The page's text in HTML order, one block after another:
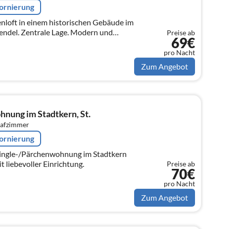
in einem historischen Gebäude im
Zentrale Lage. Modern und
Kleiner Innenhof mit Bank zum
Preise ab
69€
pro Nacht
Zum Angebot
im Stadtkern, St.
Pärchenwohnung im Stadtkern
liebevoller Einrichtung.
Preise ab
70€
pro Nacht
Zum Angebot